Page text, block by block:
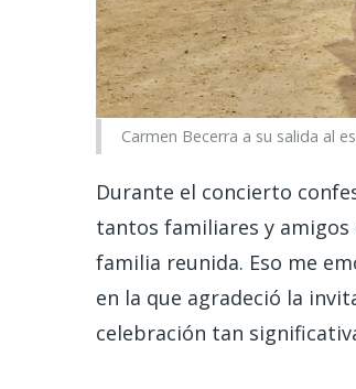
Carmen Becerra a su salida al
Durante el concierto
tantos familiares y
familia reunida. Eso me
en la que agradeció la
celebración tan